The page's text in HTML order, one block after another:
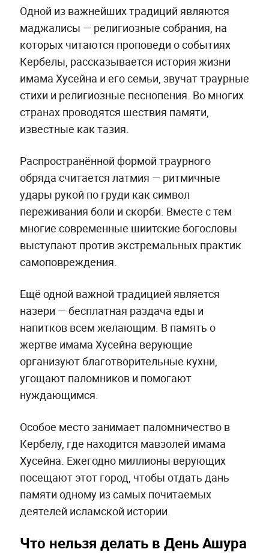
Одной из важнейших традиций являются
маджалисы — религиозные собрания, на
которых читаются проповеди о событиях
Кербелы, рассказывается история жизни
имама Хусейна и его семьи, звучат траурные
стихи и религиозные песнопения. Во многих
странах проводятся шествия памяти,
известные как тазия.
Распространённой формой траурного
обряда считается латмия — ритмичные
удары рукой по груди как символ
переживания боли и скорби. Вместе с тем
многие современные шиитские богословы
выступают против экстремальных практик
самоповреждения.
Ещё одной важной традицией является
назери — бесплатная раздача еды и
напитков всем желающим. В память о
жертве имама Хусейна верующие
организуют благотворительные кухни,
угощают паломников и помогают
нуждающимся.
Особое место занимает паломничество в
Кербелу, где находится мавзолей имама
Хусейна. Ежегодно миллионы верующих
посещают этот город, чтобы отдать дань
памяти одному из самых почитаемых
деятелей исламской истории.
Что нельзя делать в День Ашура